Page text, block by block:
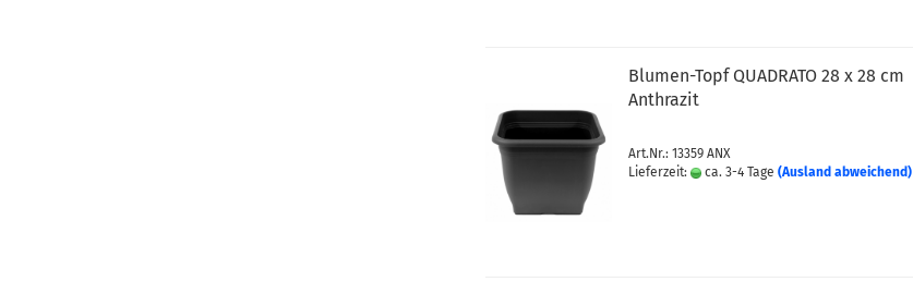
Blumen-Topf QUADRATO 28 x 28 cm
Anthrazit
Art.Nr.: 13359 ANX
Lieferzeit:
ca. 3-4 Tage (Ausland abweichend)